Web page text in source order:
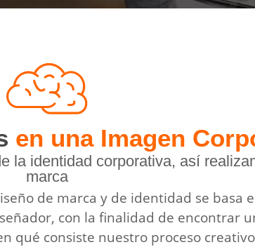
1 2
en una Imagen
la identidad corporativa, así
marca
de marca y de identidad se basa
con la finalidad de encontrar
qué consiste nuestro proceso